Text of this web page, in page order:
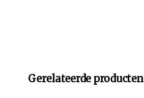
Gerelateerde producten